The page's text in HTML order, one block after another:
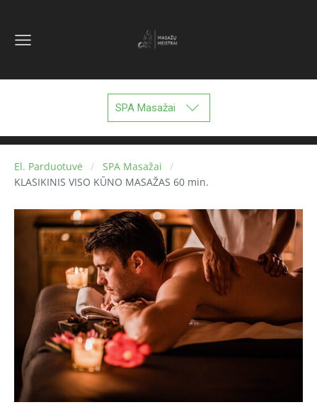
SPA Masažai
El. Parduotuvė
SPA Masažai
KLASIKINIS VISO KŪNO MASAŽAS 60 min.